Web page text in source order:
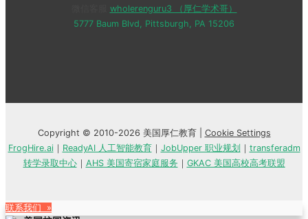
wholerenguru3 （厚仁学术哥）
5777 Baum Blvd, Pittsburgh, PA 15206
Copyright © 2010-2026 美国厚仁教育 | Cookie Settings
FrogHire.ai｜ ReadyAI 人工智能教育｜ JobUpper 职业规划 ｜ transferadm
转学录取中心｜ AHS 美国寄宿家庭服务 ｜ GKAC 美国高校高考联盟
联系我们 »